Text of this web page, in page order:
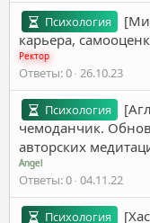
Психология
карьера,
Ректор
Ответы 0 26.10.23
Психология
чемоданчик.
авторских
Angel
Ответы 0 04.11.22
Психология